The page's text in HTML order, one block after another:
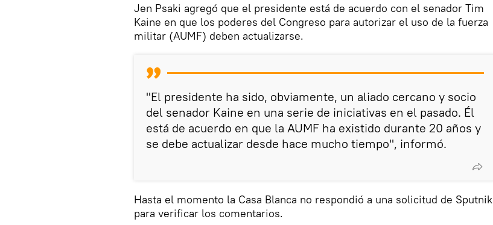
Jen Psaki agregó que el presidente está de acuerdo con el senador Tim
Kaine en que los poderes del Congreso para autorizar el uso de la fuerza
militar (AUMF) deben actualizarse.
"El presidente ha sido, obviamente, un aliado cercano y socio
del senador Kaine en una serie de iniciativas en el pasado. Él
está de acuerdo en que la AUMF ha existido durante 20 años y
se debe actualizar desde hace mucho tiempo", informó.
Hasta el momento la Casa Blanca no respondió a una solicitud de Sputnik
para verificar los comentarios.